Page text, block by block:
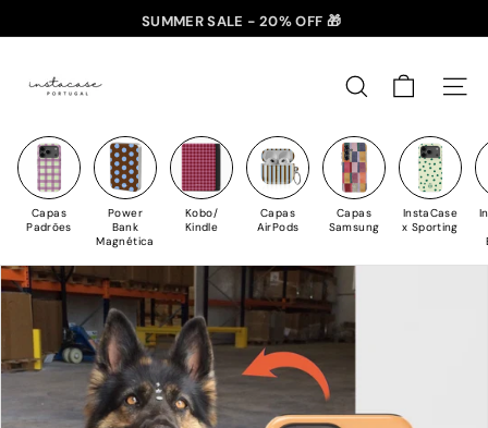
para
Conteúdo
slideshow
SUMMER SALE - 20% OFF 🎁
n
t
a
C
a
s
e
PESQUISAR
Capas
Padrões
Power
Bank
Magnética
Kobo/
Kindle
Capas
AirPods
Capas
Samsung
InstaCase
x Sporting